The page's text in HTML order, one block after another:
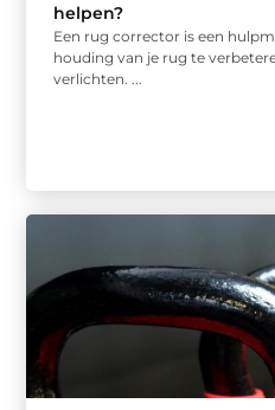
helpen?
Een rug corrector is een
houding van je rug te
verlichten. ...